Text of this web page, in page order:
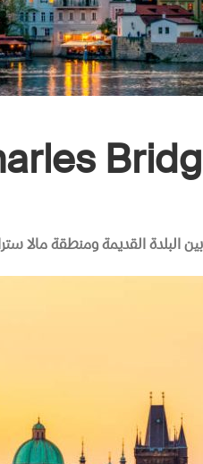
البلدة القديمة ومنطقة مالا